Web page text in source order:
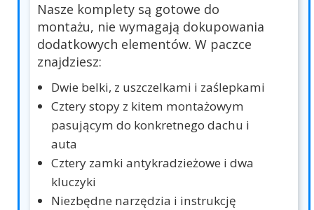
Nasze komplety są gotowe do
montażu, nie wymagają dokupowania
dodatkowych elementów. W paczce
znajdziesz:
Dwie belki, z uszczelkami i zaślepkami
Cztery stopy z kitem montażowym
pasującym do konkretnego dachu i
auta
Cztery zamki antykradzieżowe i dwa
kluczyki
Niezbędne narzędzia i instrukcję